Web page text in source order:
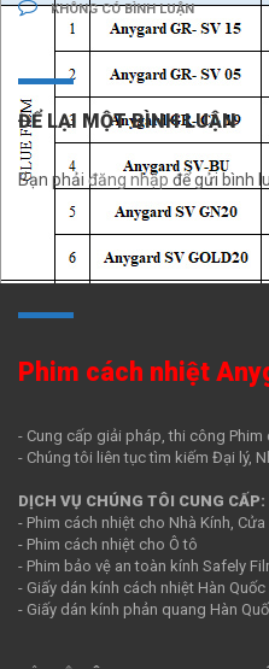
KHÔNG CÓ BÌNH LUẬN
ĐỂ LẠI MỘT BÌNH LUẬN
Bạn phải đăng nhập để gửi bình
Phim cách nhiệt
- Cung cấp giải pháp, thi công
- Chúng tôi liên tục tìm kiếm Đại lý,
DỊCH VỤ CHÚNG TÔI CUNG CẤP:
- Phim cách nhiệt cho Nhà Kính, Cửa
- Phim cách nhiệt cho Ô tô
- Phim bảo vệ an toàn kính Safely
- Giấy dán kính cách nhiệt Hàn Quốc
- Giấy dán kính phản quang Hàn